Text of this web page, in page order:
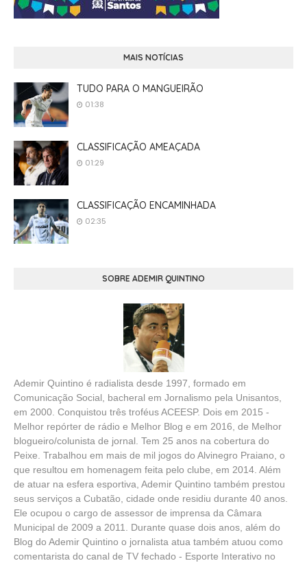
MAIS NOTÍCIAS
TUDO PARA O MANGUEIRÃO
01:38
CLASSIFICAÇÃO AMEAÇADA
01:29
CLASSIFICAÇÃO ENCAMINHADA
02:35
SOBRE ADEMIR QUINTINO
Ademir Quintino é radialista desde 1997, formado em
Comunicação Social, bacheral em Jornalismo pela Unisantos,
em 2000. Conquistou três troféus ACEESP. Dois em 2015 -
Melhor repórter de rádio e Melhor Blog e em 2016, de Melhor
blogueiro/colunista de jornal. Tem 25 anos na cobertura do
Peixe. Trabalhou em mais de mil jogos do Alvinegro Praiano, o
que resultou em homenagem feita pelo clube, em 2014. Além
de atuar na esfera esportiva, Ademir Quintino também prestou
seus serviços a Cubatão, cidade onde residiu durante 40 anos.
Ele ocupou o cargo de assessor de imprensa da Câmara
Municipal de 2009 a 2011. Durante quase dois anos, além do
Blog do Ademir Quintino o jornalista atua também atuou como
comentarista do canal de TV fechado - Esporte Interativo no